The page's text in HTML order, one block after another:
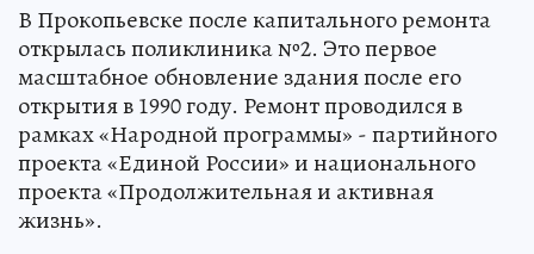
В Прокопьевске после капитального ремонта
открылась поликлиника №2. Это первое
масштабное обновление здания после его
открытия в 1990 году. Ремонт проводился в
рамках «Народной программы» - партийного
проекта «Единой России» и национального
проекта «Продолжительная и активная
жизнь».